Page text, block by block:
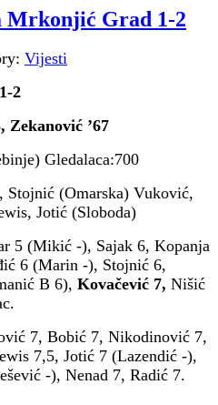
Mrkonjić Grad 1-2
Vijesti
2
Zekanović ’67
Gledalaca:700
Stojnić (Omarska) Vuković,
Jotić (Sloboda)
5 (Mikić -), Sajak 6, Kopanja
6 (Marin -), Stojnić 6,
B 6), Kovačević 7, Nišić
7, Bobić 7, Nikodinović 7,
7,5, Jotić 7 (Lazendić -),
-), Nenad 7, Radić 7.